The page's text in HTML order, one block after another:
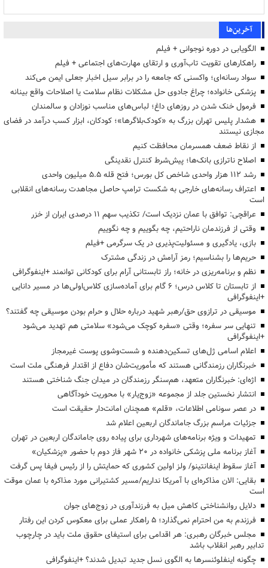
آخرین‌ها
الگویابی در دوره نوجوانی + فیلم
راهکارهای تقویت تاب‌آوری و ارتقای مهارت‌های اجتماعی + فیلم
سواد رسانه‌ای؛ واکسنی که جامعه را در برابر سیل اخبار جعلی ایمن می‌کند
پزشکی خانواده؛ چراغ جادوی حل مشکلات نظام سلامت یا اصلاحات واقع بینانه
فرمول خنک شدن در روزهای داغ؛ لباس‌های مناسب نوزادان و سالمندان
هشدار پلیس تهران بزرگ به «کودک‌بلاگرها»؛ کودکان، ابزار کسب درآمد در فضای
مجازی نیستند
از نقاط ضعف همسرمان محافظت کنیم
اصلاح ناترازی بانک‌ها؛ پیش‌شرط کنترل نقدینگی
رشد ۱۱۲ هزار واحدی شاخص کل بورس؛ فتح قله ۵.۵ میلیون واحدی
اعتراف رسانه‌های خارجی به شکست ترامپ حاصل مجاهدت رسانه‌های انقلابی
است
عراقچی: توافق با عمان نزدیک است/ تکذیب سهم ۱۱ درصدی ایران از خزر
وقتی از فرزندمان ناراحتیم، چه بگوییم و چه نگوییم
بازی، یادگیری و مسئولیت‌پذیری در یک سرگرمی +فیلم
حریم‌ها را بشناسیم؛ رمز آرامش در زندگی مشترک
نظم و برنامه‌ریزی در خانه؛ راز تابستانی آرام برای کودکانی توانمند +اینفوگرافی
از تابستان تا کلاس درس؛ ۶ گام برای آماده‌سازی کلاس‌اولی‌ها در مسیر دانایی
+اینفوگرافی
موسیقی در ترازوی حق/رهبر شهید درباره حلال و حرام بودن موسیقی چه گفتند؟
تنهایی سر سفره؛ وقتی «سفره کوچک می‌شود» سلامتی هم تهدید می‌شود
+اینفوگرافی
اعلام اسامی ژل‌های تسکین‌دهنده و شست‌وشوی پوست غیرمجاز
خبرنگاران رزمندگانی هستند که مأموریت‌شان دفاع از اقتدار فرهنگی ملت است
اژه‌ای: خبرنگاران متعهد، هم‌سنگر رزمندگان در میدان جنگ شناختی هستند
انتشار نخستین جلد از مجموعه «زوج‌یار» با محوریت خودآگاهی
در عصر سونامی اطلاعات، «قلم» همچنان امانت‌دار حقیقت است
جزئیات مراسم بزرگ جاماندگان اربعین اعلام شد
تمهیدات و ویژه برنامه‌های شهرداری برای پیاده روی جاماندگان اربعین در تهران
آغاز برنامه ملی پزشکی خانواده در ۲۰ شهر فاز دوم با حضور «پزشکیان»
آغاز سقوط اینفانتینو/ ولز اولین کشوری که حمایتش را از رئیس فیفا پس گرفت
بقایی: الان مذاکره‌ای با آمریکا نداریم/مسیر کشتیرانی مورد مذاکره با عمان موقت
است
دلایل روانشناختی کاهش میل به فرزندآوری در زوج‌های جوان
فرزندم به من احترام نمی‌گذارد؛ ۵ راهکار عملی برای معکوس کردن این رفتار
مجلس خبرگان رهبری: هر اقدامی برای استیفای حقوق ملت باید در چارچوب
تدابیر رهبر انقلاب باشد
چگونه اینفلوئنسرها به الگوی نسل جدید تبدیل شدند؟ +اینفوگرافی